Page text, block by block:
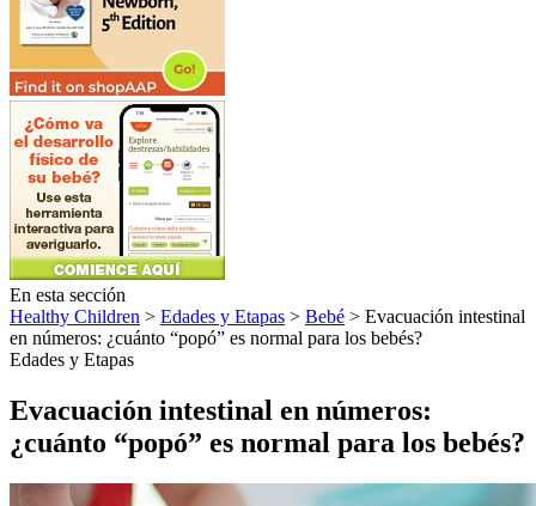
En esta sección
Healthy Children > Edades y Etapas > Bebé > Evacuación intestinal
en números: ¿cuánto “popó” es normal para los bebés?
Edades y Etapas
Evacuación intestinal en números:
¿cuánto “popó” es normal para los bebés?